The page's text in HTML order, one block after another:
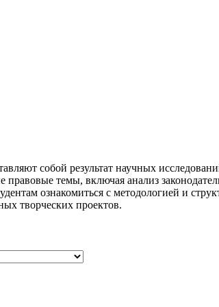
собой результат научных
темы, включая анализ
ознакомиться с методологией и
творческих проектов.